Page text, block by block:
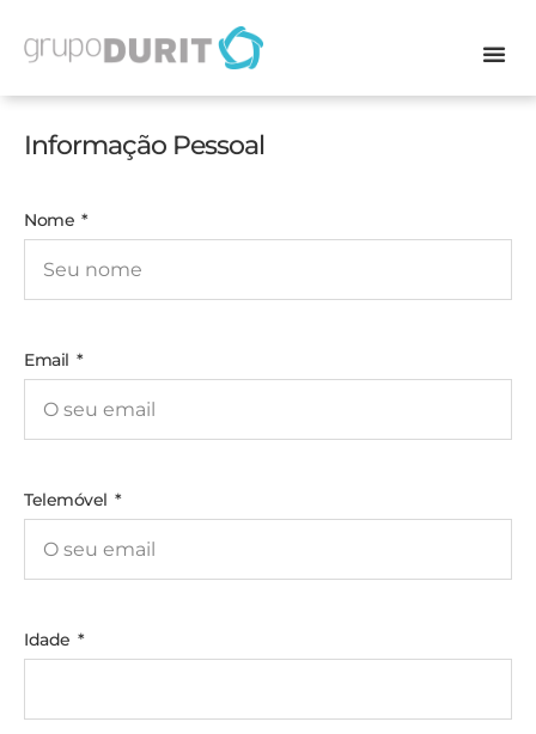
Informação Pessoal
Nome
Email
Telemóvel
Idade